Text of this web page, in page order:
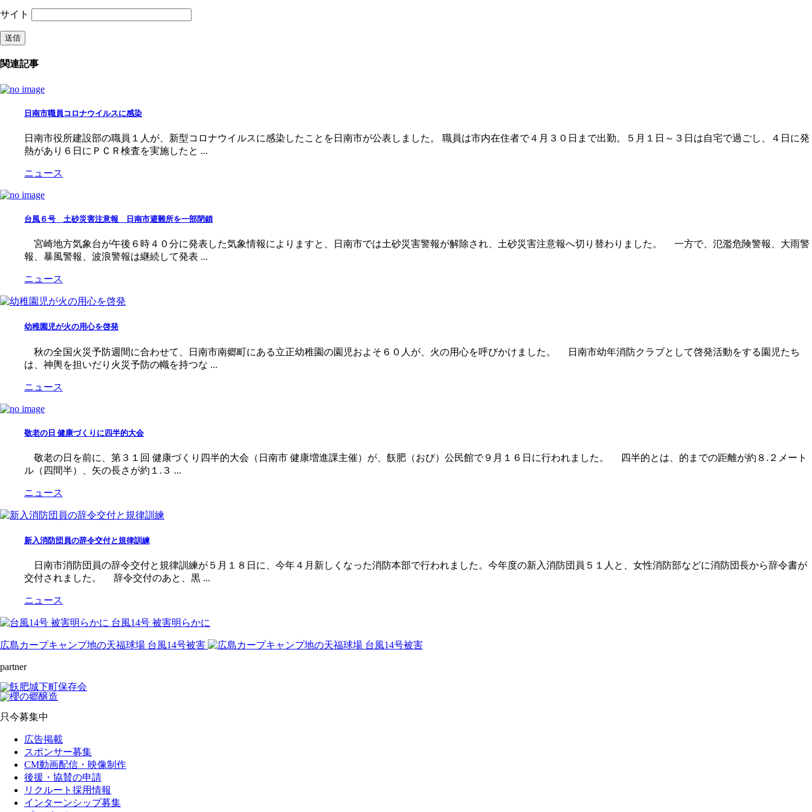
サイト
関連記事
日南市職員コロナウイルスに感染
日南市役所建設部の職員１人が、新型コロナウイルスに感染したことを日南市が公表しました。 職員は市内在住者で４月３０日まで出勤。５月１日～３日は自宅で過ごし、４日に発
熱があり６日にＰＣＲ検査を実施したと ...
ニュース
台風６号 土砂災害注意報 日南市避難所を一部閉鎖
宮崎地方気象台が午後６時４０分に発表した気象情報によりますと、日南市では土砂災害警報が解除され、土砂災害注意報へ切り替わりました。 一方で、氾濫危険警報、大雨警
報、暴風警報、波浪警報は継続して発表 ...
ニュース
幼稚園児が火の用心を啓発
秋の全国火災予防週間に合わせて、日南市南郷町にある立正幼稚園の園児およそ６０人が、火の用心を呼びかけました。 日南市幼年消防クラブとして啓発活動をする園児たち
は、神輿を担いだり火災予防の幟を持つな ...
ニュース
敬老の日 健康づくりに四半的大会
敬老の日を前に、第３１回 健康づくり四半的大会（日南市 健康増進課主催）が、飫肥（おび）公民館で９月１６日に行われました。 四半的とは、的までの距離が約８.２メート
ル（四間半）、矢の長さが約１.３ ...
ニュース
新入消防団員の辞令交付と規律訓練
日南市消防団員の辞令交付と規律訓練が５月１８日に、今年４月新しくなった消防本部で行われました。今年度の新入消防団員５１人と、女性消防部などに消防団長から辞令書が
交付されました。 辞令交付のあと、黒 ...
ニュース
台風14号 被害明らかに
広島カープキャンプ地の天福球場 台風14号被害
partner
只今募集中
広告掲載
スポンサー募集
CM動画配信・映像制作
後援・協賛の申請
リクルート採用情報
インターンシップ募集